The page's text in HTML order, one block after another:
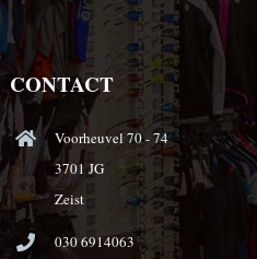
CONTACT
Voorheuvel 70 - 74
3701 JG
Zeist
030 6914063